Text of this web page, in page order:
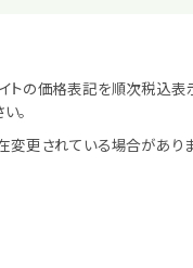
の価格表記を順次税込表
。
更されている場合がありま